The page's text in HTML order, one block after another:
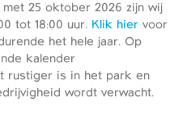
25 oktober 2026 zijn wij
tot 18:00 uur. Klik hiervoor
het hele jaar. Op
kalender
rustiger is in het park en
wordt verwacht.